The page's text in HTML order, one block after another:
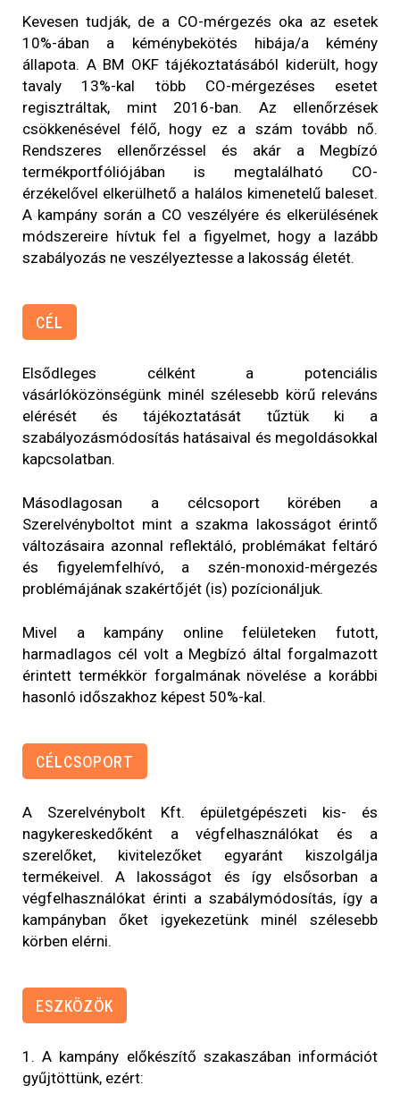
Kevesen tudják, de a CO-mérgezés oka az esetek
10%-ában a kéménybekötés hibája/a kémény
állapota. A BM OKF tájékoztatásából kiderült, hogy
tavaly 13%-kal több CO-mérgezéses esetet
regisztráltak, mint 2016-ban. Az ellenőrzések
csökkenésével félő, hogy ez a szám tovább nő.
Rendszeres ellenőrzéssel és akár a Megbízó
termékportfóliójában is megtalálható CO-
érzékelővel elkerülhető a halálos kimenetelű baleset.
A kampány során a CO veszélyére és elkerülésének
módszereire hívtuk fel a figyelmet, hogy a lazább
szabályozás ne veszélyeztesse a lakosság életét.
CÉL
Elsődleges célként a potenciális
vásárlóközönségünk minél szélesebb körű releváns
elérését és tájékoztatását tűztük ki a
szabályozásmódosítás hatásaival és megoldásokkal
kapcsolatban.
Másodlagosan a célcsoport körében a
Szerelvényboltot mint a szakma lakosságot érintő
változásaira azonnal reflektáló, problémákat feltáró
és figyelemfelhívó, a szén-monoxid-mérgezés
problémájának szakértőjét (is) pozícionáljuk.
Mivel a kampány online felületeken futott,
harmadlagos cél volt a Megbízó által forgalmazott
érintett termékkör forgalmának növelése a korábbi
hasonló időszakhoz képest 50%-kal.
CÉLCSOPORT
A Szerelvénybolt Kft. épületgépészeti kis- és
nagykereskedőként a végfelhasználókat és a
szerelőket, kivitelezőket egyaránt kiszolgálja
termékeivel. A lakosságot és így elsősorban a
végfelhasználókat érinti a szabálymódosítás, így a
kampányban őket igyekezetünk minél szélesebb
körben elérni.
ESZKÖZÖK
1. A kampány előkészítő szakaszában információt
gyűjtöttünk, ezért: